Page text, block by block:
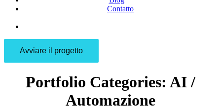
Contatto
Avviare il progetto
Portfolio Categories: AI /
Automazione